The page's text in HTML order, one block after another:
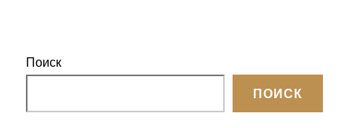
красивый
лица
Поиск
ПОИСК